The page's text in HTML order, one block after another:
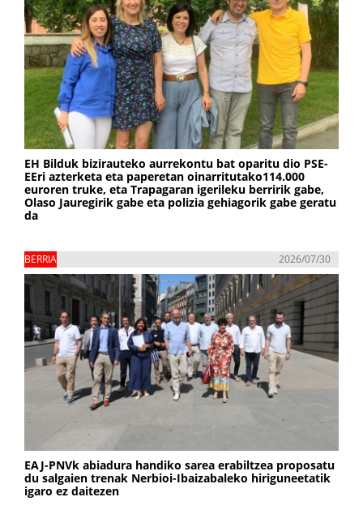
EH Bilduk bizirauteko aurrekontu bat oparitu dio PSE-
EEri azterketa eta paperetan oinarritutako114.000
euroren truke, eta Trapagaran igerileku berririk gabe,
Olaso Jauregirik gabe eta polizia gehiagorik gabe geratu
da
BERRIA 2026/07/30
EAJ-PNVk abiadura handiko sarea erabiltzea proposatu
du salgaien trenak Nerbioi-Ibaizabaleko hiriguneetatik
igaro ez daitezen